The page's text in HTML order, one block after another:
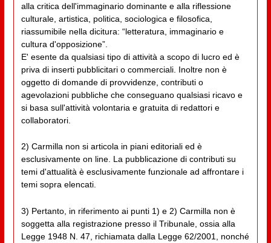
alla critica dell'immaginario dominante e alla riflessione
culturale, artistica, politica, sociologica e filosofica,
riassumibile nella dicitura: “letteratura, immaginario e
cultura d'opposizione”.
E' esente da qualsiasi tipo di attività a scopo di lucro ed è
priva di inserti pubblicitari o commerciali. Inoltre non è
oggetto di domande di provvidenze, contributi o
agevolazioni pubbliche che conseguano qualsiasi ricavo e
si basa sull'attività volontaria e gratuita di redattori e
collaboratori.
2) Carmilla non si articola in piani editoriali ed è
esclusivamente on line. La pubblicazione di contributi su
temi d'attualità è esclusivamente funzionale ad affrontare i
temi sopra elencati.
3) Pertanto, in riferimento ai punti 1) e 2) Carmilla non è
soggetta alla registrazione presso il Tribunale, ossia alla
Legge 1948 N. 47, richiamata dalla Legge 62/2001, nonché